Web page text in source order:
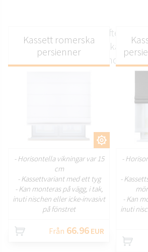
Romerska persienner efter mått
skräddarsydda romerska
handgjorda för din
Kassett romerska
persienner
- Horisontella vikningar var 15
cm
- Kassettvariant med ett tyg
- Kan monteras på vägg, i tak,
inuti nischen eller icke-invasivt
på fönstret
Från 66.96 EUR
-
-
- Kan
inuti